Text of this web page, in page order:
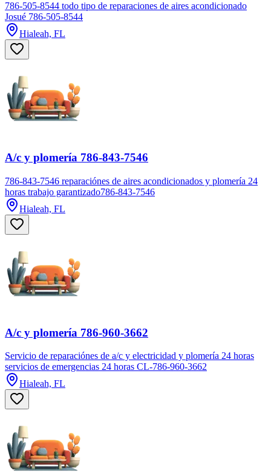
786-505-8544 todo tipo de reparaciones de aires acondicionado
Josué 786-505-8544
Hialeah, FL
A/c y plomería 786-843-7546
786-843-7546 reparaciónes de aires acondicionados y plomería 24
horas trabajo garantizado786-843-7546
Hialeah, FL
A/c y plomería 786-960-3662
Servicio de reparaciónes de a/c y electricidad y plomería 24 horas
servicios de emergencias 24 horas CL-786-960-3662
Hialeah, FL